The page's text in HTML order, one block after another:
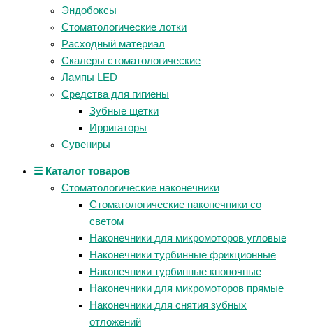
Эндобоксы
Стоматологические лотки
Расходный материал
Скалеры стоматологические
Лампы LED
Средства для гигиены
Зубные щетки
Ирригаторы
Сувениры
☰ Каталог товаров
Стоматологические наконечники
Стоматологические наконечники со
светом
Наконечники для микромоторов угловые
Наконечники турбинные фрикционные
Наконечники турбинные кнопочные
Наконечники для микромоторов прямые
Наконечники для снятия зубных
отложений